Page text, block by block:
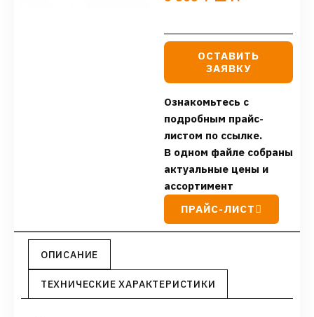
ОСТАВИТЬ
ЗАЯВКУ
Ознакомьтесь с
подробным прайс-
листом по ссылке.
В одном файле собраны
актуальные цены и
ассортимент
ПРАЙС-ЛИСТ
ОПИСАНИЕ
ТЕХНИЧЕСКИЕ ХАРАКТЕРИСТИКИ